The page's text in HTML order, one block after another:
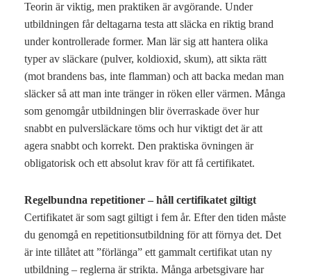
Teorin är viktig, men praktiken är avgörande. Under
utbildningen får deltagarna testa att släcka en riktig brand
under kontrollerade former. Man lär sig att hantera olika
typer av släckare (pulver, koldioxid, skum), att sikta rätt
(mot brandens bas, inte flamman) och att backa medan man
släcker så att man inte tränger in röken eller värmen. Många
som genomgår utbildningen blir överraskade över hur
snabbt en pulversläckare töms och hur viktigt det är att
agera snabbt och korrekt. Den praktiska övningen är
obligatorisk och ett absolut krav för att få certifikatet.
Regelbundna repetitioner – håll certifikatet giltigt
Certifikatet är som sagt giltigt i fem år. Efter den tiden måste
du genomgå en repetitionsutbildning för att förnya det. Det
är inte tillåtet att ”förlänga” ett gammalt certifikat utan ny
utbildning – reglerna är strikta. Många arbetsgivare har